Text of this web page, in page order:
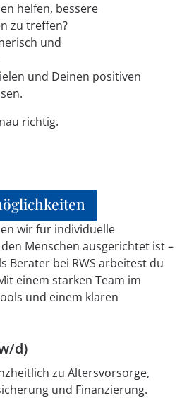
helfen, bessere
zu treffen?
und
und Deinen positiven
richtig.
wir für individuelle
Menschen ausgerichtet ist –
Berater bei RWS arbeitest du
einem starken Team im
und einem klaren
d)
zu Altersvorsorge,
und Finanzierung.